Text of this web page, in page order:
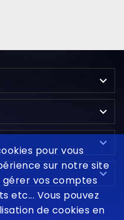
pour vous
sur notre site
vos comptes
etc... Vous pouvez
de cookies en



